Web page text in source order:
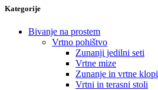
Kategorije
Bivanje na prostem
Vrtno pohištvo
Zunanji jedilni seti
Vrtne mize
Zunanje in vrtne klopi
Vrtni in terasni stoli